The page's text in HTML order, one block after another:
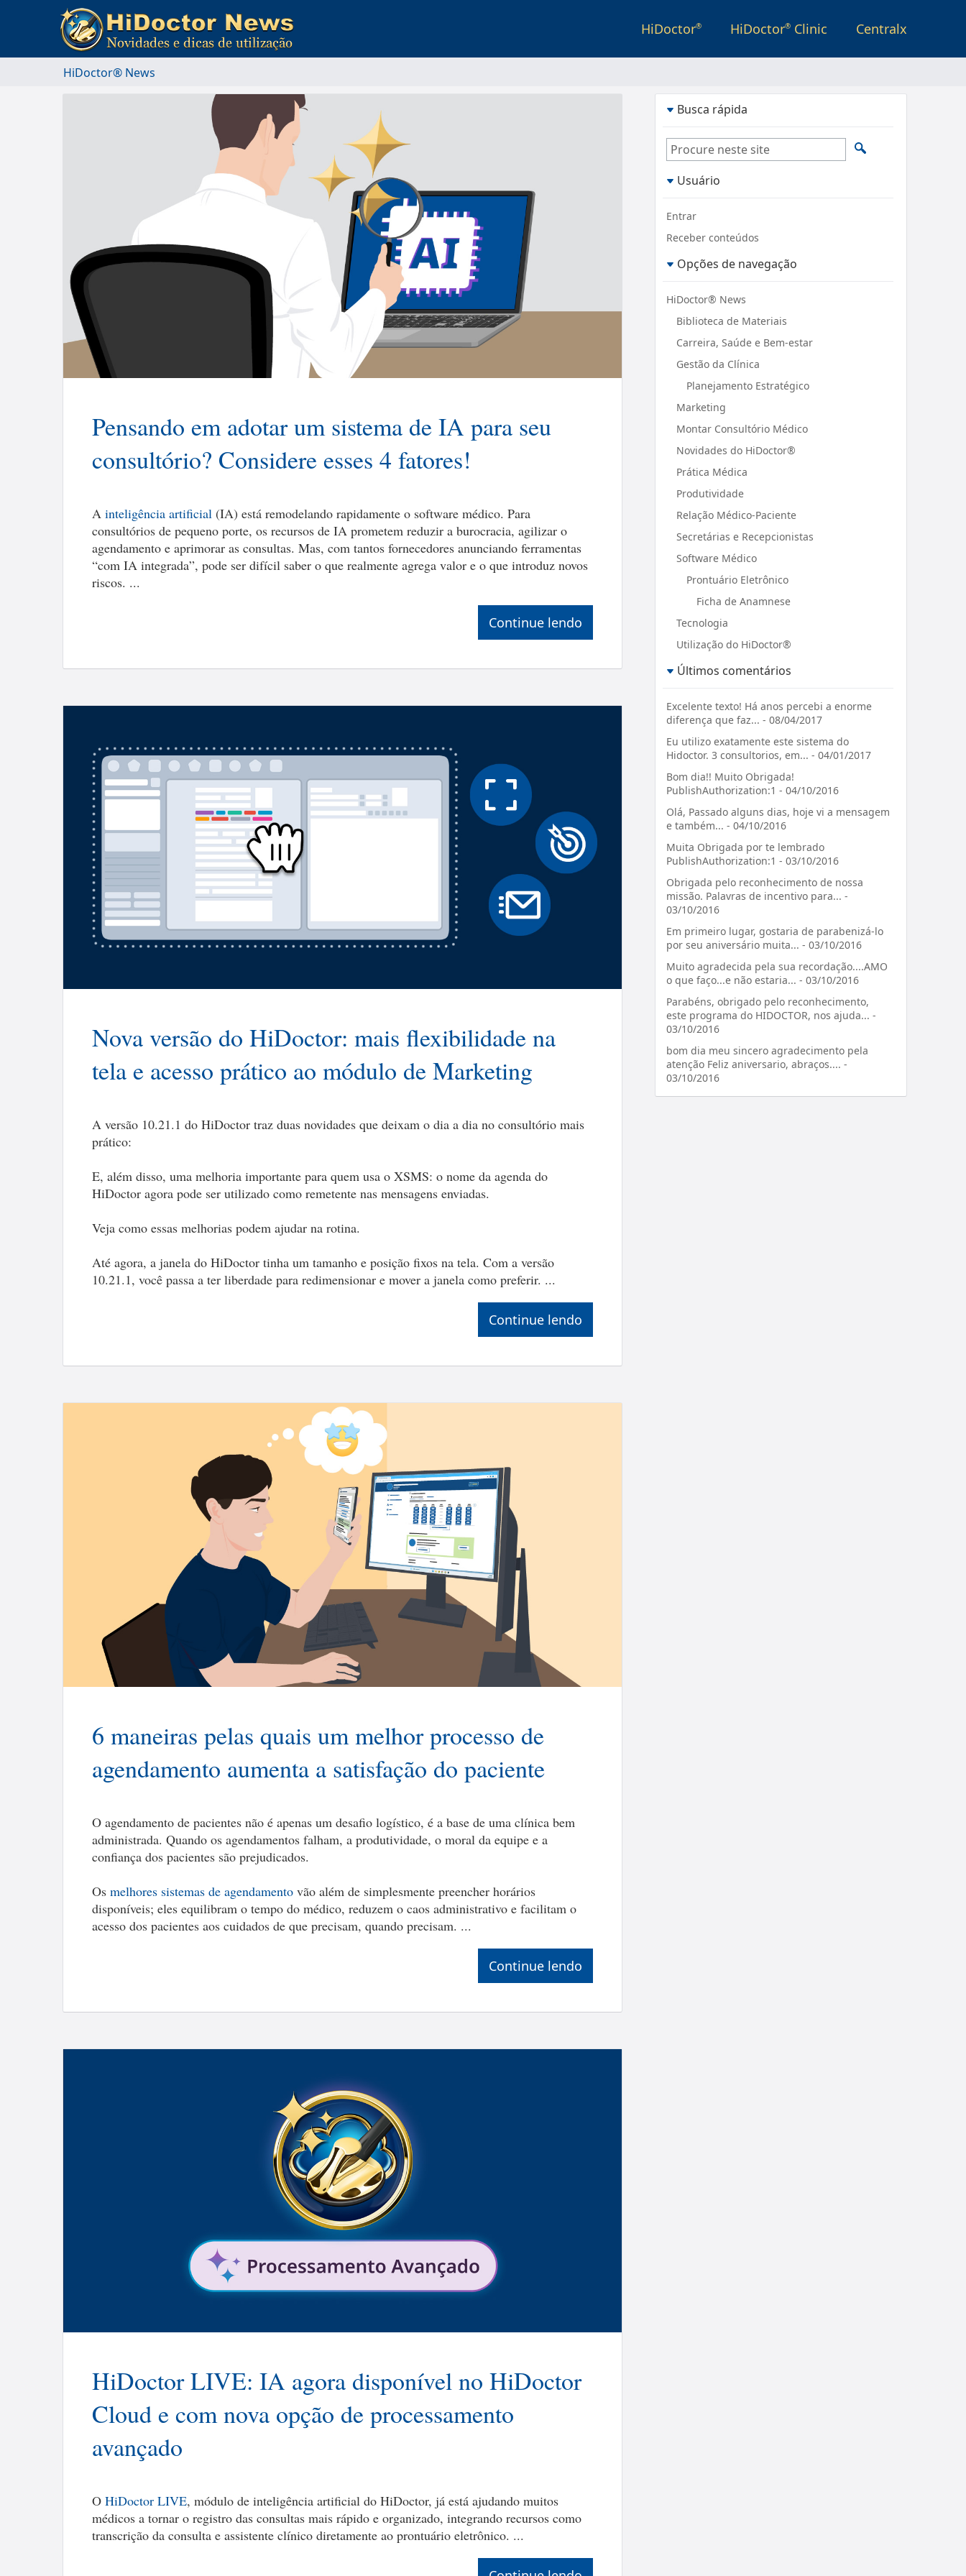
HiDoctor® HiDoctor® Clinic Centralx
HiDoctor® News
Pensando em adotar um sistema de IA para seu
consultório? Considere esses 4 fatores!
A inteligência artificial (IA) está remodelando rapidamente o software médico. Para
consultórios de pequeno porte, os recursos de IA prometem reduzir a burocracia, agilizar o
agendamento e aprimorar as consultas. Mas, com tantos fornecedores anunciando ferramentas
“com IA integrada”, pode ser difícil saber o que realmente agrega valor e o que introduz novos
riscos. ...
Continue lendo
Nova versão do HiDoctor: mais flexibilidade na
tela e acesso prático ao módulo de Marketing
A versão 10.21.1 do HiDoctor traz duas novidades que deixam o dia a dia no consultório mais
prático:
E, além disso, uma melhoria importante para quem usa o XSMS: o nome da agenda do
HiDoctor agora pode ser utilizado como remetente nas mensagens enviadas.
Veja como essas melhorias podem ajudar na rotina.
Até agora, a janela do HiDoctor tinha um tamanho e posição fixos na tela. Com a versão
10.21.1, você passa a ter liberdade para redimensionar e mover a janela como preferir. ...
Continue lendo
6 maneiras pelas quais um melhor processo de
agendamento aumenta a satisfação do paciente
O agendamento de pacientes não é apenas um desafio logístico, é a base de uma clínica bem
administrada. Quando os agendamentos falham, a produtividade, o moral da equipe e a
confiança dos pacientes são prejudicados.
Os melhores sistemas de agendamento vão além de simplesmente preencher horários
disponíveis; eles equilibram o tempo do médico, reduzem o caos administrativo e facilitam o
acesso dos pacientes aos cuidados de que precisam, quando precisam. ...
Continue lendo
HiDoctor LIVE: IA agora disponível no HiDoctor
Cloud e com nova opção de processamento
avançado
O HiDoctor LIVE, módulo de inteligência artificial do HiDoctor, já está ajudando muitos
médicos a tornar o registro das consultas mais rápido e organizado, integrando recursos como
transcrição da consulta e assistente clínico diretamente ao prontuário eletrônico. ...
Busca rápida
Usuário
Entrar
Receber conteúdos
Opções de navegação
HiDoctor® News
Biblioteca de Materiais
Carreira, Saúde e Bem-estar
Gestão da Clínica
Planejamento Estratégico
Marketing
Montar Consultório Médico
Novidades do HiDoctor®
Prática Médica
Produtividade
Relação Médico-Paciente
Secretárias e Recepcionistas
Software Médico
Prontuário Eletrônico
Ficha de Anamnese
Tecnologia
Utilização do HiDoctor®
Últimos comentários
Excelente texto! Há anos percebi a enorme
diferença que faz... - 08/04/2017
Eu utilizo exatamente este sistema do
Hidoctor. 3 consultorios, em... - 04/01/2017
Bom dia!! Muito Obrigada!
PublishAuthorization:1 - 04/10/2016
Olá, Passado alguns dias, hoje vi a mensagem
e também... - 04/10/2016
Muita Obrigada por te lembrado
PublishAuthorization:1 - 03/10/2016
Obrigada pelo reconhecimento de nossa
missão. Palavras de incentivo para... -
03/10/2016
Em primeiro lugar, gostaria de parabenizá-lo
por seu aniversário muita... - 03/10/2016
Muito agradecida pela sua recordação....AMO
o que faço...e não estaria... - 03/10/2016
Parabéns, obrigado pelo reconhecimento,
este programa do HIDOCTOR, nos ajuda... -
03/10/2016
bom dia meu sincero agradecimento pela
atenção Feliz aniversario, abraços.... -
03/10/2016